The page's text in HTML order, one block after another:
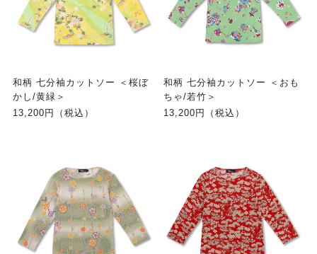
和柄 七分袖カットソー ＜桜ぼ
かし/黄緑＞
13,200円（税込）
和柄 七分袖カットソー ＜おも
ちゃ/若竹＞
13,200円（税込）